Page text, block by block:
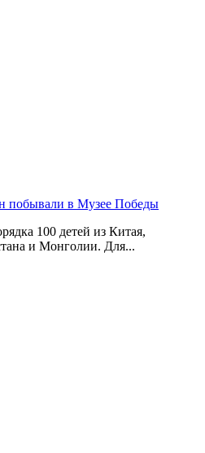
побывали в Музее Победы
100 детей из Китая,
и Монголии. Для...